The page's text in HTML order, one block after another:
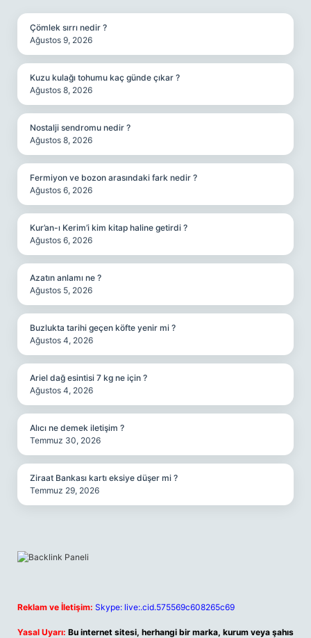
Çömlek sırrı nedir ?
Ağustos 9, 2026
Kuzu kulağı tohumu kaç günde çıkar ?
Ağustos 8, 2026
Nostalji sendromu nedir ?
Ağustos 8, 2026
Fermiyon ve bozon arasındaki fark nedir ?
Ağustos 6, 2026
Kur’an-ı Kerim’i kim kitap haline getirdi ?
Ağustos 6, 2026
Azatın anlamı ne ?
Ağustos 5, 2026
Buzlukta tarihi geçen köfte yenir mi ?
Ağustos 4, 2026
Ariel dağ esintisi 7 kg ne için ?
Ağustos 4, 2026
Alıcı ne demek iletişim ?
Temmuz 30, 2026
Ziraat Bankası kartı eksiye düşer mi ?
Temmuz 29, 2026
Reklam ve İletişim: Skype: live:.cid.575569c608265c69
Yasal Uyarı: Bu internet sitesi, herhangi bir marka, kurum veya şahıs